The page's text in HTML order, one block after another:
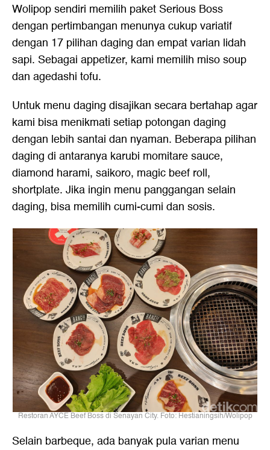
Wolipop sendiri memilih paket Serious Boss
dengan pertimbangan menunya cukup variatif
dengan 17 pilihan daging dan empat varian lidah
sapi. Sebagai appetizer, kami memilih miso soup
dan agedashi tofu.
Untuk menu daging disajikan secara bertahap agar
kami bisa menikmati setiap potongan daging
dengan lebih santai dan nyaman. Beberapa pilihan
daging di antaranya karubi momitare sauce,
diamond harami, saikoro, magic beef roll,
shortplate. Jika ingin menu panggangan selain
daging, bisa memilih cumi-cumi dan sosis.
Restoran AYCE Beef Boss di Senayan City. Foto: Hestianingsih/Wolipop
Selain barbeque, ada banyak pula varian menu